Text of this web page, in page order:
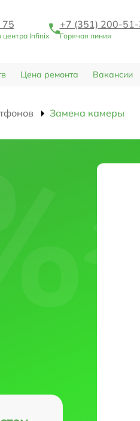
75
центра Infinix
+7 (351) 200-
Горячая линия
Цена ремонта Вакансии
Замена камеры